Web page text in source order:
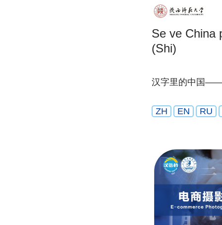
Se ve China
(Shi)
汉字里的中国
ZH EN RU